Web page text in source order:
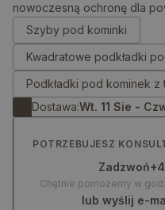
0.00zł
nowoczesną ochronę dla
Szyby pod kominki
Kwadratowe podkładki
Podkładki pod kominek z
Dostawa:Wt. 11 Sie -
POTRZEBUJESZ
Zadzwoń
Chętnie pomożemy w
lub wyślij e-